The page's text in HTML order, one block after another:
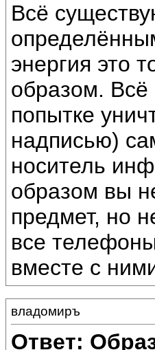
Всё
энергия это
образом. Всё
попытке
надписью)
носитель
образом вы
предмет, но
все
вместе с
владомиръ
Ответ: